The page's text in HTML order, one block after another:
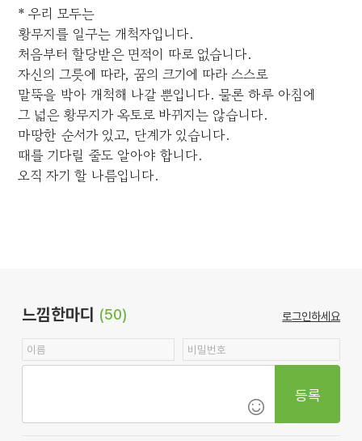
* 우리 모두는
황무지를 일구는 개척자입니다.
처음부터 할당받은 면적이 따로 없습니다.
자신의 그릇에 따라, 꿈의 크기에 따라 스스로
말뚝을 박아 개척해 나갈 뿐입니다. 물론 하루 아침에
그 넓은 황무지가 옥토로 바뀌지는 않습니다.
마땅한 순서가 있고, 단계가 있습니다.
때를 기다릴 줄도 알아야 합니다.
오직 자기 할 나름입니다.
느낌한마디 (50) 로그인하세요
등록